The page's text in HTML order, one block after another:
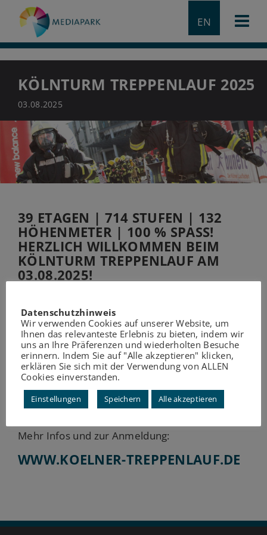
EN
KÖLNTURM TREPPENLAUF 2025
03.08.2025
39 ETAGEN | 714 STUFEN | 132
HÖHENMETER | 100 % SPASS!
HERZLICH WILLKOMMEN BEIM
KÖLNTURM TREPPENLAUF AM
03.08.2025!
In Kölns höchstem Bürogebäude geht es hinauf
bis über die Dächer der Domstadt. Egal, ob
blutiger Anfänger oder gestandener
Wettkampfsportler, ob Sportler oder
Feuerwehrmann – hier kommst du auf deine
Kosten. Mit den 39 Etagen bieten wir dir die
ideale Mischung zwischen „ist ganz schön
anstrengend“ und „das ist doch machbar“!
Mehr Infos und zur Anmeldung:
WWW.KOELNER-TREPPENLAUF.DE
Datenschutzhinweis
Wir verwenden Cookies auf unserer Website, um
Ihnen das relevanteste Erlebnis zu bieten, indem wir
uns an Ihre Präferenzen und wiederholten Besuche
erinnern. Indem Sie auf "Alle akzeptieren" klicken,
erklären Sie sich mit der Verwendung von ALLEN
Cookies einverstanden.
Einstellungen Speichern Alle akzeptieren